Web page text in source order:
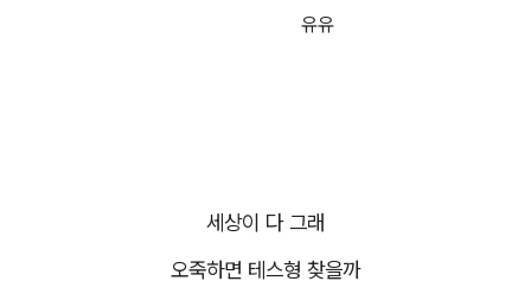
유유
세상이 다 그래
오죽하면 테스형 찾을까